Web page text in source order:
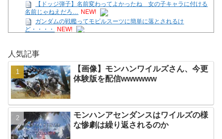
【ドッジ弾子】名前変わってよかったね 女の子キャラに付ける
名前じゃねえだろ… NEW!
ガンダムの戦艦ってモビルスーツに簡単に落とされるけ
ど・・・・
NEW!
【脱衣麻雀】「スーパーリアル麻雀 Venus Returns」8月27日に
発売決定！ NEW!
【ガークリ】正統派だけど、デッッッカって感じの水着のマネ、
ラファエ口、セッシュウへの反応！！！ NEW!
【悲報】亜月ねね先生、関係者の女性から静かに怒られる
wwwwwwwwwwwwwwwwwwwwwwww
「トモダチコレクションわくわく生活」794万本 NEW!
Powered by livedoor 相互RSS
人気記事
【画像】モンハンワイルズさん、今更
体験版を配信wwwwww
モンハンアセンダンスはワイルズの様
な惨劇は繰り返されるのか